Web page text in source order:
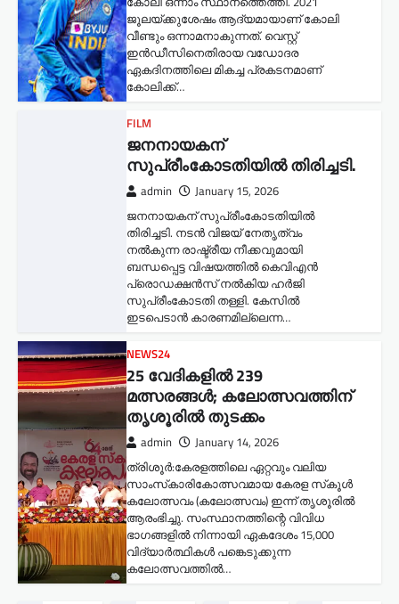
ജൂലയ്ക്കുശേഷം ആദ്യമായാണ് കോലി
വീണ്ടും ഒന്നാമനാകുന്നത്. വെസ്റ്റ്
ഇൻഡീസിനെതിരായ വഡോദര
ഏകദിനത്തിലെ മികച്ച പ്രകടനമാണ്
കോലിക്ക്…
FILM
ജനനായകന്
സുപ്രീംകോടതിയില്‍ തിരിച്ചടി.
admin January 15, 2026
ജനനായകന് സുപ്രീംകോടതിയില്‍
തിരിച്ചടി. നടൻ വിജയ് നേതൃത്വം
നൽകുന്ന രാഷ്ട്രീയ നീക്കവുമായി
ബന്ധപ്പെട്ട വിഷയത്തിൽ കെവിഎൻ
പ്രൊഡക്ഷൻസ് നൽകിയ ഹർജി
സുപ്രീംകോടതി തള്ളി. കേസിൽ
ഇടപെടാൻ കാരണമില്ലെന്ന…
NEWS24
25 വേദികളിൽ 239
മത്സരങ്ങൾ; കലോത്സവത്തിന്
തൃശൂരിൽ തുടക്കം
admin January 14, 2026
ത്രിശൂർ:കേരളത്തിലെ ഏറ്റവും വലിയ
സാംസ്‌കാരികോത്സവമായ കേരള സ്‌കൂൾ
കലോത്സവം (കലോത്സവം) ഇന്ന് തൃശൂരിൽ
ആരംഭിച്ചു. സംസ്ഥാനത്തിന്റെ വിവിധ
ഭാഗങ്ങളിൽ നിന്നായി ഏകദേശം 15,000
വിദ്യാർത്ഥികൾ പങ്കെടുക്കുന്ന
കലോത്സവത്തിൽ…